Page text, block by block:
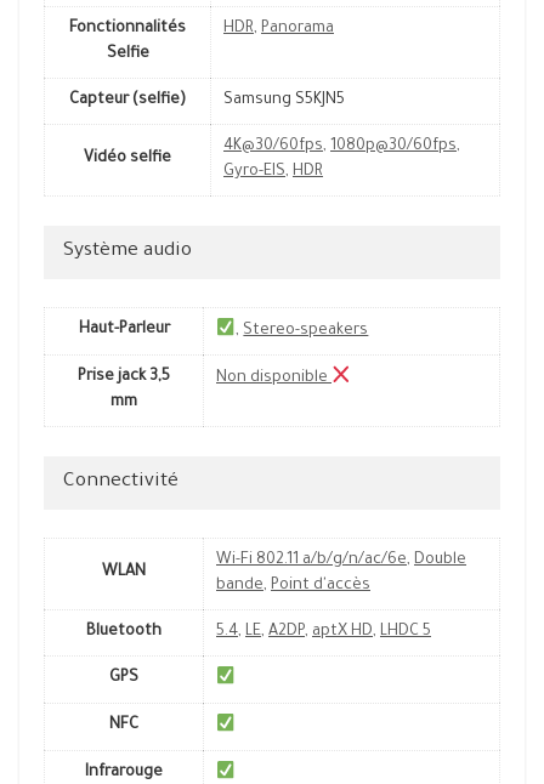
Fonctionnalités
Selfie
HDR, Panorama
Capteur (selfie) Samsung S5KJN5
Vidéo selfie
4K@30/60fps, 1080p@30/60fps,
Gyro-EIS, HDR
Système audio
Haut-Parleur ,Stereo-speakers
Prise jack 3,5
mm
Non disponible
Connectivité
WLAN
Wi-Fi 802.11 a/b/g/n/ac/6e, Double
bande, Point d'accès
Bluetooth 5.4, LE, A2DP, aptX HD, LHDC 5
GPS
NFC
Infrarouge